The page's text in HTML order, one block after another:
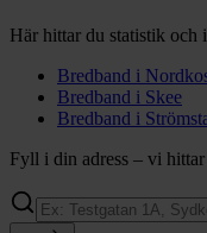
Här hittar du statistik och
Bredband i
Bredband i Skee
Bredband i
Fyll i din adress – vi